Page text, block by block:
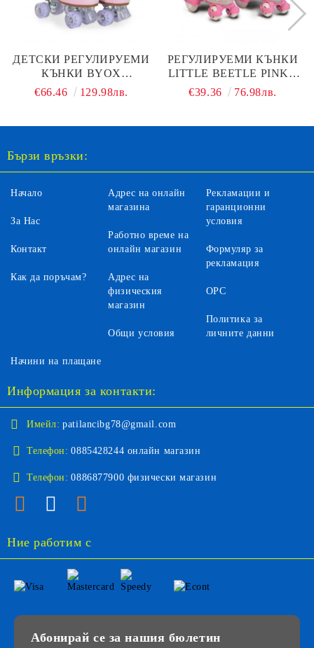
ДЕТСКИ РЕГУЛИРУЕМИ
КЪНКИ BYOX
EUPHORIA, S (31-34)
€66.46 129.98лв.
РЕГУЛИРУЕМИ КЪНКИ
LITTLE BEETLE PINKY
GIRL XS 26-29
€39.36 76.98лв.
Бързи връзки:
Начало
За Нас
Контакт
Как да поръчам?
Адрес на онлайн
магазина
Работно време на
онлайн магазин
Адрес на
физическия
магазин
Общи условия
Рекламации и
гаранционни
условия
Формуляр за
рекламация
ОРС
Политика за
личните данни
Начини на плащане
Информация за контакти:
Имейл: patilancibg78@gmail.com
Телефон: 0885428244 онлайн магазин
Телефон: 0886877900 физически магазин
Ние работим с
Абонирай се за нашия бюлетин